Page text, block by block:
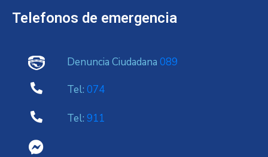
Telefonos de emergencia
Denuncia Ciudadana 089
Tel: 074
Tel: 911